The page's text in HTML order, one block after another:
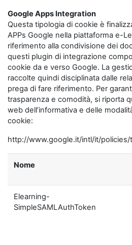
Google Apps Integration
Questa tipologia di cookie è
APPs Google nella piattaforma e-
riferimento alla condivisione dei
questi plugin di integrazione
cookie da e verso Google. La
raccolte quindi disciplinata dalle
prega di fare riferimento. Per
trasparenza e comodità, si riporta
web dell’informativa e delle
cookie:
http://www.google.it/intl/it/
Nome
Elearning-
SimpleSAMLAuthToken